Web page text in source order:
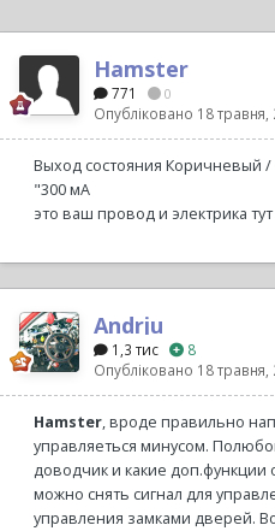
Hamster
771 0
Опубліковано 18 травня,
Выход состояния Коричневый
"300 мА
это ваш провод и электрика
Andrju
1,3 тис
8
Опубліковано 18 травня,
Hamster, вроде правильно
управляеться минусом.
доводчик и какие доп.функции
можно снять сигнал для
управления замками дверей.